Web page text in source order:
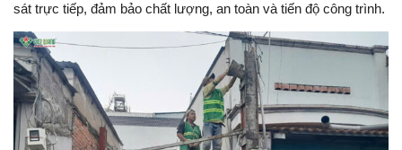
sát trực tiếp, đảm bảo chất lượng, an toàn và tiến độ công trình.